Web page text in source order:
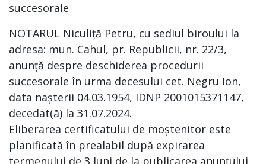
succesorale
NOTARUL Niculiță Petru, cu sediul biroului la
adresa: mun. Cahul, pr. Republicii, nr. 22/3,
anunță despre deschiderea procedurii
succesorale în urma decesului cet. Negru Ion,
data nașterii 04.03.1954, IDNP 2001015371147,
decedat(ă) la 31.07.2024.
Eliberarea certificatului de moștenitor este
planificată în prealabil după expirarea
termenului de 3 luni de la publicarea anunţului